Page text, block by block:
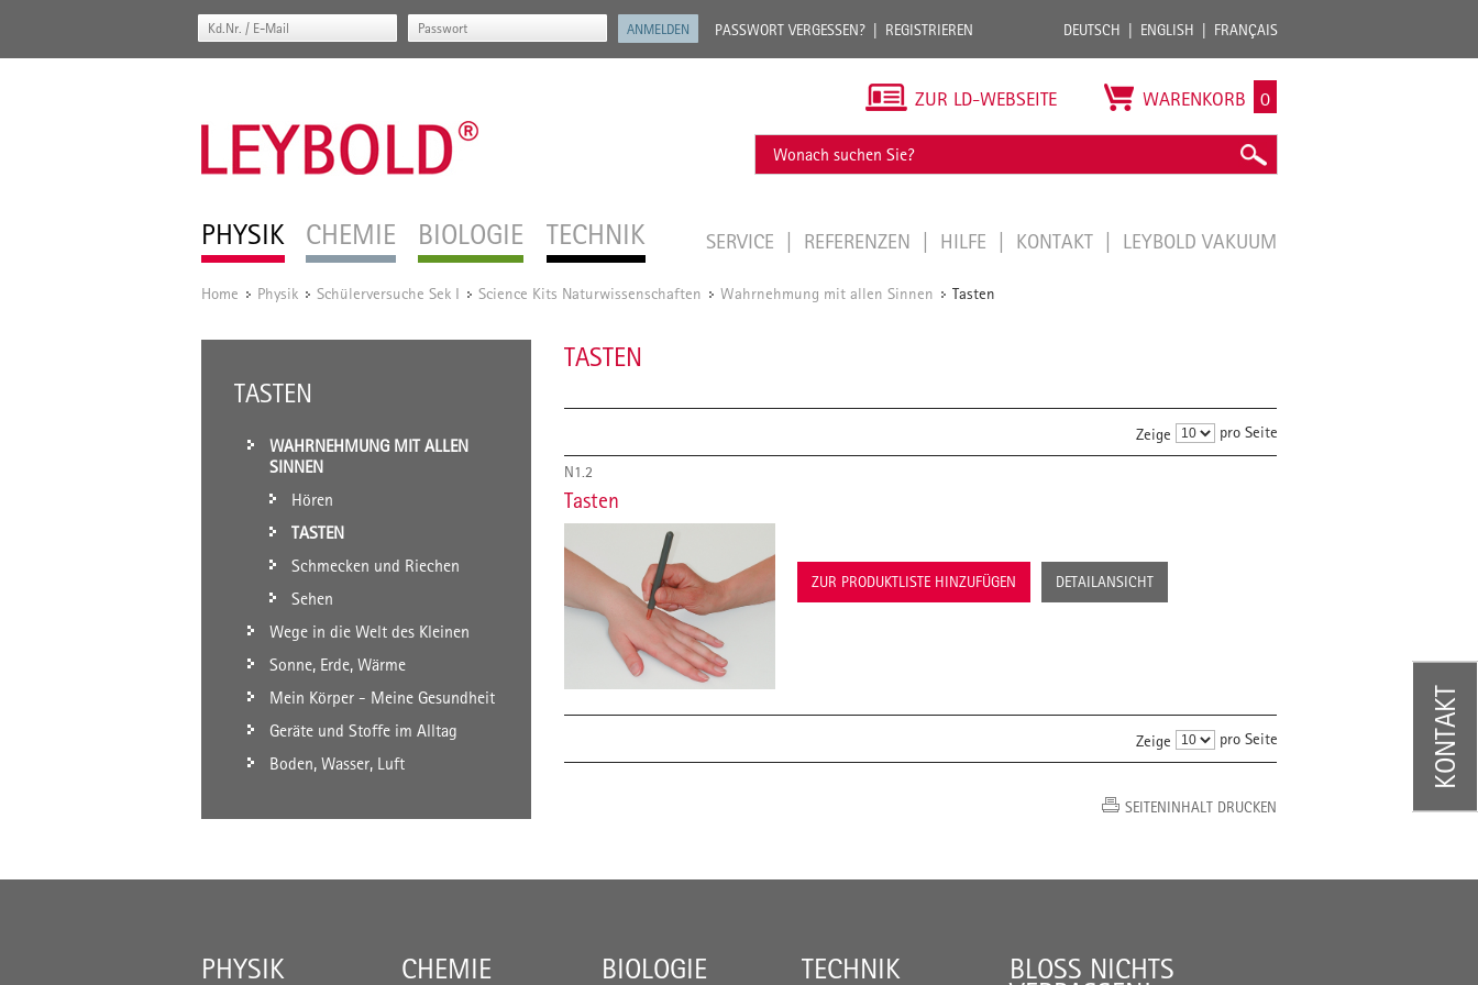
PASSWORT VERGESSEN? REGISTRIEREN DEUTSCH ENGLISH FRANÇAIS
PHYSIK CHEMIE BIOLOGIE TECHNIK
ZUR LD-WEBSEITE WARENKORB 0
SERVICE REFERENZEN HILFE KONTAKT LEYBOLD VAKUUM
Home / Physik / Schülerversuche Sek I / Science Kits Naturwissenschaften / Wahrnehmung mit allen Sinnen / Tasten
TASTEN
WAHRNEHMUNG MIT ALLEN
SINNEN
Hören
TASTEN
Schmecken und Riechen
Sehen
Wege in die Welt des Kleinen
Sonne, Erde, Wärme
Mein Körper - Meine Gesundheit
Geräte und Stoffe im Alltag
Boden, Wasser, Luft
TASTEN
Zeige pro Seite
N1.2
Tasten
ZUR PRODUKTLISTE HINZUFÜGEN DETAILANSICHT
Zeige pro Seite
SEITENINHALT DRUCKEN
PHYSIK CHEMIE BIOLOGIE TECHNIK BLOSS NICHTS V
KONTAKT